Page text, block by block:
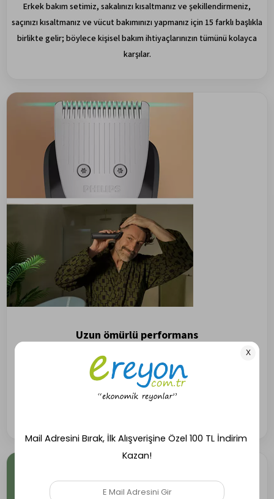
Erkek bakım setimiz, sakalınızı kısaltmanız ve şekillendirmeniz,
saçınızı kısaltmanız ve vücut bakımınızı yapmanız için 15 farklı başlıkla
birlikte gelir; böylece kişisel bakım ihtiyaçlarınızın tümünü kolayca
karşılar.
Uzun ömürlü performans
ile net kesim
Kendi kendini bileyen çelik bıçaklar, ekstra dayanıklı yapısıyla her
kesimde net ve kontrollü sonuçlar sunar. İlk günkü keskinliğini uzun